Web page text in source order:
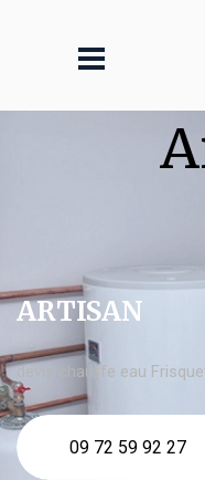
ARTISAN
devis chauffe eau
09 72 59 92 27